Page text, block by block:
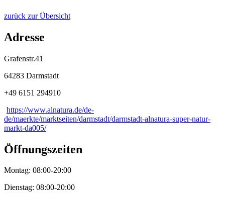
zurück zur Übersicht
Adresse
Grafenstr.41
64283 Darmstadt
+49 6151 294910
https://www.alnatura.de/de-
de/maerkte/marktseiten/darmstadt/darmstadt-alnatura-super-natur-
markt-da005/
Öffnungszeiten
Montag: 08:00-20:00
Dienstag: 08:00-20:00